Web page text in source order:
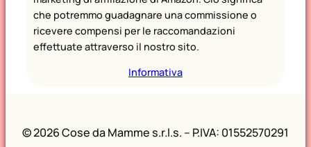
che potremmo guadagnare una commissione o
ricevere compensi per le raccomandazioni
effettuate attraverso il nostro sito.
Informativa
©2026 Cose da Mamme s.r.l.s. – P.IVA: 01552570291